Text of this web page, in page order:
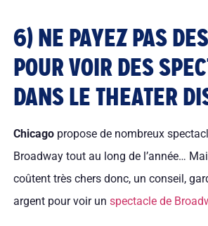
6) NE PAYEZ PAS
POUR VOIR DES
DANS LE THEATER
Chicagopropose de nombreux
Broadway tout au long de l’année…
coûtent très chers donc, un conseil,
argent pour voir un spectacle de